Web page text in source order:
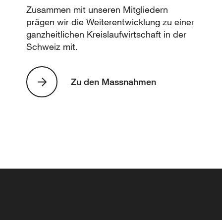
Zusammen mit unseren Mitgliedern
prägen wir die Weiterentwicklung zu einer
ganzheitlichen Kreislaufwirtschaft in der
Schweiz mit.
Zu den Massnahmen